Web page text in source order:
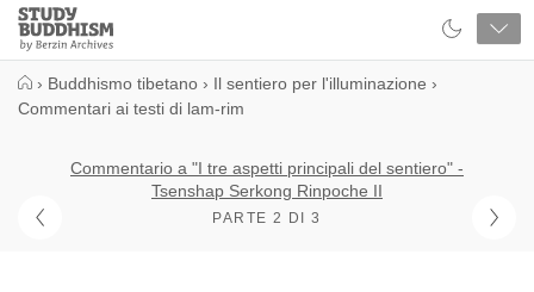
Close
Study
Buddhism
› Buddhismo tibetano › Il sentiero per l'illuminazione ›
Commentari ai testi di lam-rim
Commentario a "I tre aspetti principali del sentiero" -
Tsenshap Serkong Rinpoche II
PARTE 2 DI 3